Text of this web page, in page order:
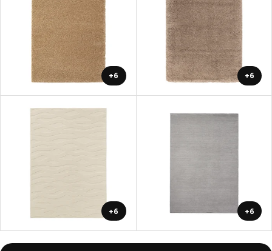
+6 +6
+6 +6